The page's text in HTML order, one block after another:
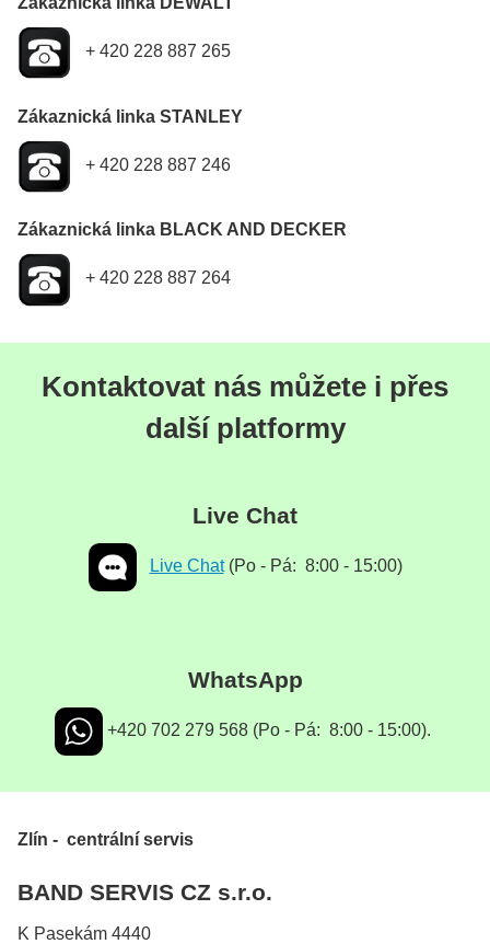
+ 420 228 887 265
Zákaznická linka STANLEY
+ 420 228 887 246
Zákaznická linka BLACK AND DECKER
+ 420 228 887 264
Kontaktovat nás můžete i přes
další platformy
Live Chat
Live Chat(Po - Pá: 8:00 - 15:00)
WhatsApp
+420 702 279 568 (Po - Pá: 8:00 - 15:00).
Zlín - centrální servis
BAND SERVIS CZ s.r.o.
K Pasekám 4440